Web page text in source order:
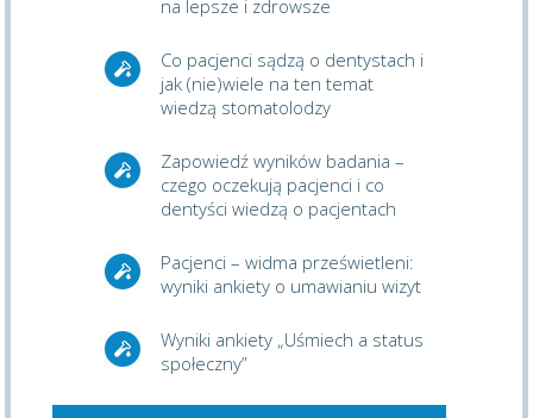
na lepsze i zdrowsze
Co pacjenci sądzą o dentystach i
jak (nie)wiele na ten temat
wiedzą stomatolodzy
Zapowiedź wyników badania –
czego oczekują pacjenci i co
dentyści wiedzą o pacjentach
Pacjenci – widma prześwietleni:
wyniki ankiety o umawianiu wizyt
Wyniki ankiety „Uśmiech a status
społeczny”